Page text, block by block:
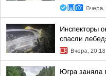
Вчера,
Инспекторы
спасли
Вчера, 20:18
Югра заняла